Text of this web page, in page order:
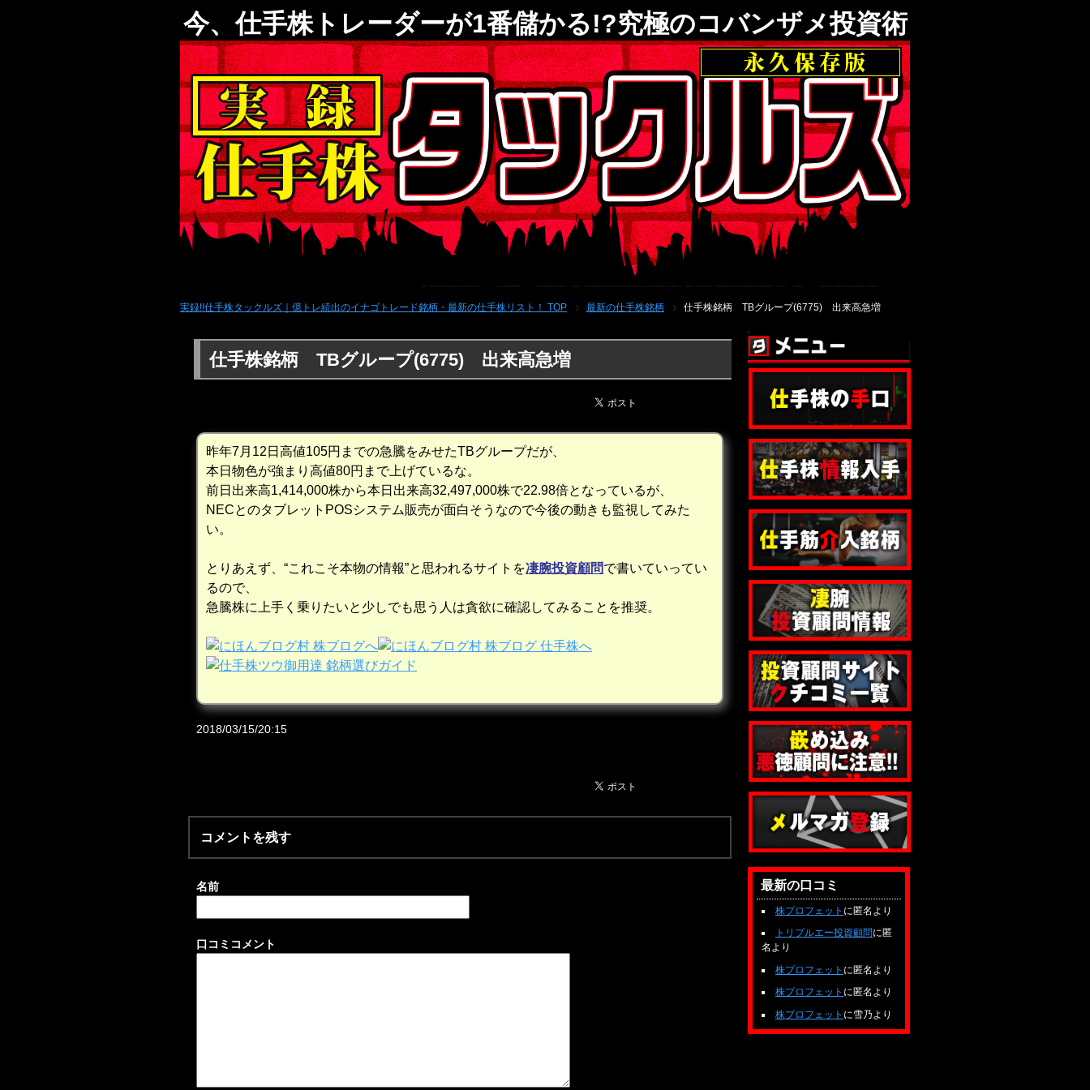
実録!!仕手株タックルズ｜億トレ続出のイナゴトレード銘柄・最新の仕手株リスト！ TOP 最新の仕手株銘柄 仕手株銘柄 TBグループ(6775) 出来高急増
仕手株銘柄 TBグループ(6775) 出来高急増
昨年7月12日高値105円までの急騰をみせたTBグループだが、
本日物色が強まり高値80円まで上げているな。
前日出来高1,414,000株から本日出来高32,497,000株で22.98倍となっているが、
NECとのタブレットPOSシステム販売が面白そうなので今後の動きも監視してみた
い。
とりあえず、“これこそ本物の情報”と思われるサイトを凄腕投資顧問で書いていってい
るので、
急騰株に上手く乗りたいと少しでも思う人は貪欲に確認してみることを推奨。
2018/03/15/20:15
コメントを残す
名前
口コミコメント
最新の口コミ
株プロフェット に匿名より
トリプルエー投資顧問に匿
名より
株プロフェット に匿名より
株プロフェット に匿名より
株プロフェット に雪乃より
今、仕手株トレーダーが1番儲かる!?究極のコバンザメ投資術